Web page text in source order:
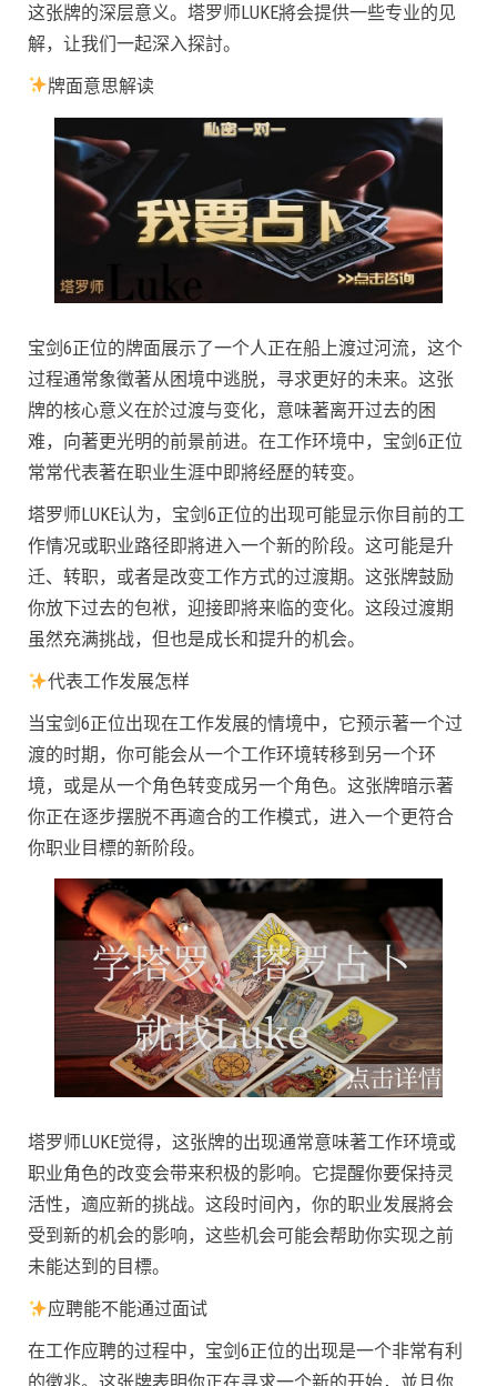
这张牌的深层意义。塔罗师LUKE將会提供一些专业的见
解，让我们一起深入探討。
牌面意思解读
宝剑6正位的牌面展示了一个人正在船上渡过河流，这个
过程通常象徵著从困境中逃脱，寻求更好的未来。这张
牌的核心意义在於过渡与变化，意味著离开过去的困
难，向著更光明的前景前进。在工作环境中，宝剑6正位
常常代表著在职业生涯中即將经歷的转变。
塔罗师LUKE认为，宝剑6正位的出现可能显示你目前的工
作情况或职业路径即將进入一个新的阶段。这可能是升
迁、转职，或者是改变工作方式的过渡期。这张牌鼓励
你放下过去的包袱，迎接即將来临的变化。这段过渡期
虽然充满挑战，但也是成长和提升的机会。
代表工作发展怎样
当宝剑6正位出现在工作发展的情境中，它预示著一个过
渡的时期，你可能会从一个工作环境转移到另一个环
境，或是从一个角色转变成另一个角色。这张牌暗示著
你正在逐步摆脱不再適合的工作模式，进入一个更符合
你职业目標的新阶段。
塔罗师LUKE觉得，这张牌的出现通常意味著工作环境或
职业角色的改变会带来积极的影响。它提醒你要保持灵
活性，適应新的挑战。这段时间內，你的职业发展將会
受到新的机会的影响，这些机会可能会帮助你实现之前
未能达到的目標。
应聘能不能通过面试
在工作应聘的过程中，宝剑6正位的出现是一个非常有利